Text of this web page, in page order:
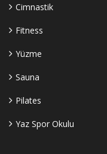
Cimnastik
Fitness
Yüzme
Sauna
Pilates
Yaz Spor Okulu